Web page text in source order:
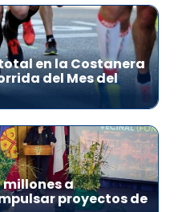
en la Costanera
del Mes del
millones a
proyectos de